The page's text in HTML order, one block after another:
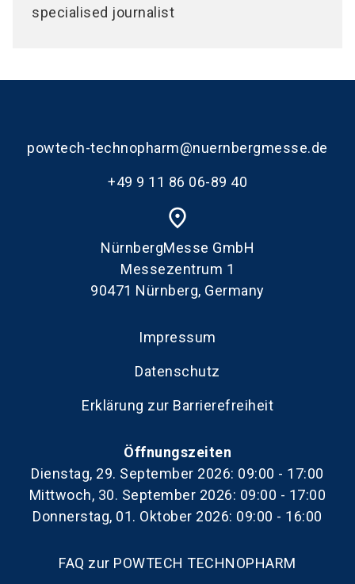
specialised journalist
powtech-technopharm@nuernbergmesse.de
+49 9 11 86 06-89 40
place
NürnbergMesse GmbH
Messezentrum 1
90471 Nürnberg, Germany
Impressum
Datenschutz
Erklärung zur Barrierefreiheit
Öffnungszeiten
Dienstag, 29. September 2026: 09:00 - 17:00
Mittwoch, 30. September 2026: 09:00 - 17:00
Donnerstag, 01. Oktober 2026: 09:00 - 16:00
FAQ zur POWTECH TECHNOPHARM